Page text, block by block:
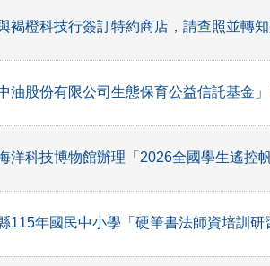
褐橙科技行簽訂特約商店，請查照並轉
油股份有限公司生態保育公益信託基金
洋科技博物館辦理「2026全國學生遙控
115年國民中小學「硬筆書法師資培訓研